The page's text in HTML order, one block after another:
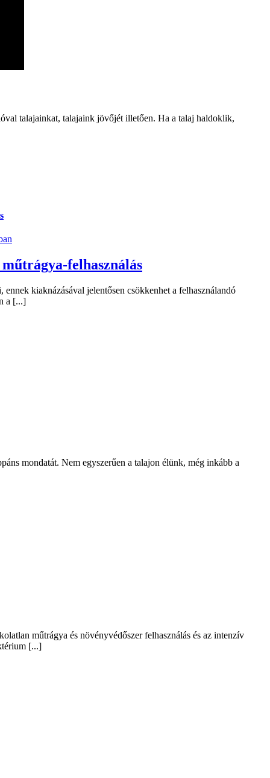
talajainkat, talajaink jövőjét illetően. Ha a talaj haldoklik,
felhasználás
kiaknázásával jelentősen csökkenhet a felhasználandó
a [...]
mondatát. Nem egyszerűen a talajon élünk, még inkább a
műtrágya és növényvédőszer felhasználás és az intenzív
[...]